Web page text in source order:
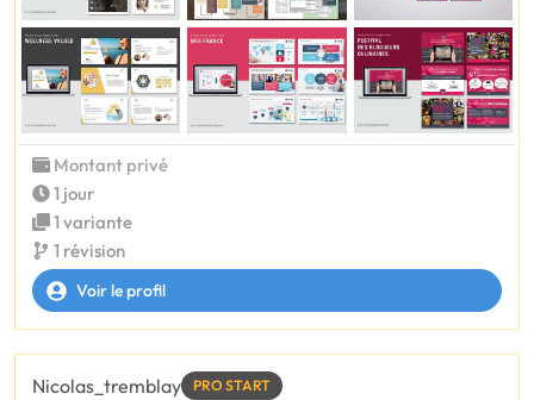
Montant privé
1 jour
1 variante
1 révision
Voir le profil
Nicolas_tremblay PRO START